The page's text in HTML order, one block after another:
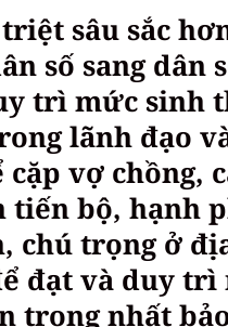
sâu sắc
số sang dân
trì mức sinh
lãnh đạo
vợ chồng,
bộ, hạnh
chú trọng ở
đạt và duy trì
trọng nhất